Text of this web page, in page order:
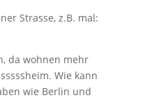
Strasse, z.B. mal:
da wohnen mehr
Wie kann
wie Berlin und